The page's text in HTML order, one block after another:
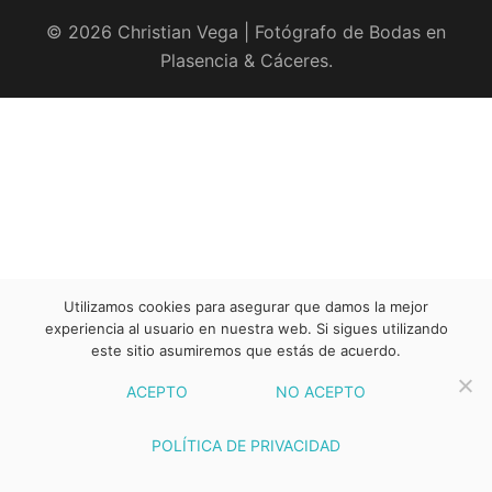
© 2026 Christian Vega | Fotógrafo de Bodas en
Plasencia & Cáceres.
Utilizamos cookies para asegurar que damos la mejor
experiencia al usuario en nuestra web. Si sigues utilizando
este sitio asumiremos que estás de acuerdo.
ACEPTO NO ACEPTO
POLÍTICA DE PRIVACIDAD